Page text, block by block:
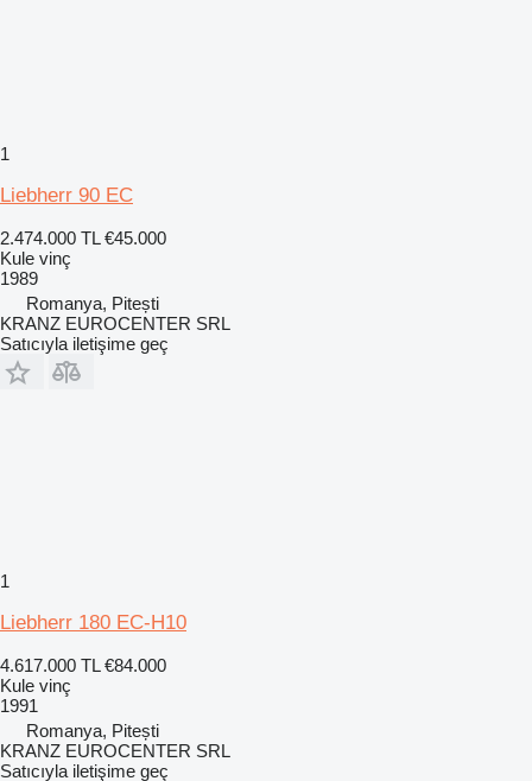
1
Liebherr 90 EC
2.474.000 TL €45.000
Kule vinç
1989
Romanya, Pitești
KRANZ EUROCENTER SRL
Satıcıyla iletişime geç
1
Liebherr 180 EC-H10
4.617.000 TL €84.000
Kule vinç
1991
Romanya, Pitești
KRANZ EUROCENTER SRL
Satıcıyla iletişime geç